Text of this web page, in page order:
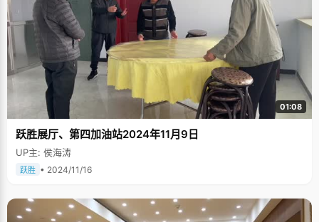
01:08
跃胜展厅、第四加油站2024年11月9日
UP主: 侯海涛
跃胜 • 2024/11/16